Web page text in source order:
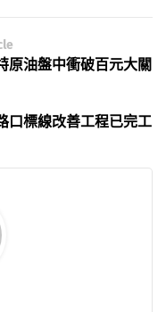
原油盤中衝破百元大關
口標線改善工程已完工